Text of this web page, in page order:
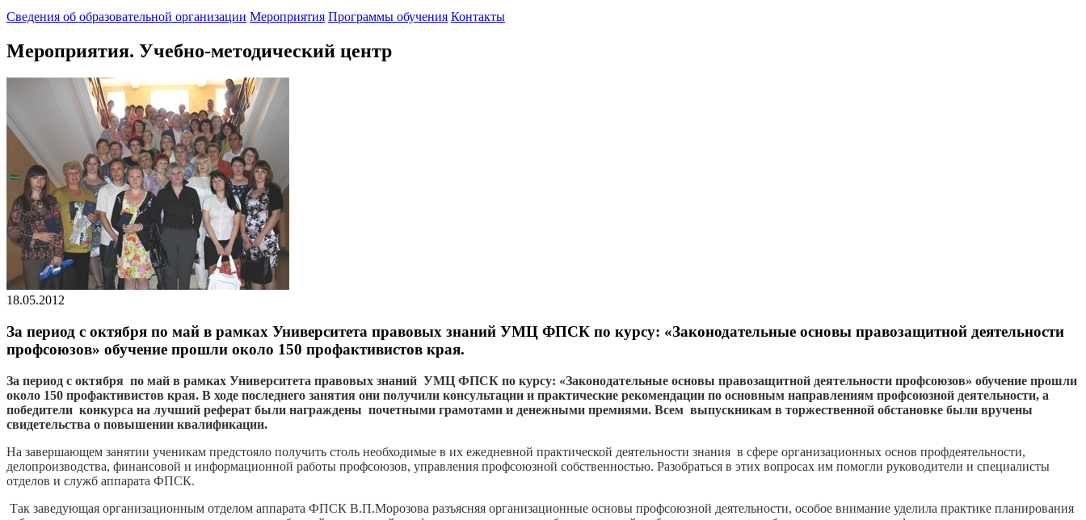
Cведения об образовательной организации Мероприятия Программы обучения Контакты
Мероприятия. Учебно-методический центр
18.05.2012
За период с октября по май в рамках Университета правовых знаний УМЦ ФПСК по курсу: «Законодательные основы правозащитной деятельности
профсоюзов» обучение прошли около 150 профактивистов края.
За период с октября по май в рамках Университета правовых знаний УМЦ ФПСК по курсу: «Законодательные основы правозащитной деятельности профсоюзов» обучение прошли
около 150 профактивистов края. В ходе последнего занятия они получили консультации и практические рекомендации по основным направлениям профсоюзной деятельности, а
победители конкурса на лучший реферат были награждены почетными грамотами и денежными премиями. Всем выпускникам в торжественной обстановке были вручены
свидетельства о повышении квалификации.
На завершающем занятии ученикам предстояло получить столь необходимые в их ежедневной практической деятельности знания в сфере организационных основ профдеятельности,
делопроизводства, финансовой и информационной работы профсоюзов, управления профсоюзной собственностью. Разобраться в этих вопросах им помогли руководители и специалисты
отделов и служб аппарата ФПСК.
Так заведующая организационным отделом аппарата ФПСК В.П.Морозова разъясняя организационные основы профсоюзной деятельности, особое внимание уделила практике планирования